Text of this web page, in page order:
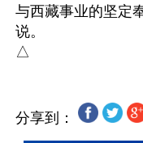
与西藏事业的坚定
说。
分享到：